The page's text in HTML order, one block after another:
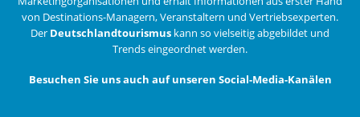
von Destinations-Managern, Veranstaltern und Vertriebsexperten.
Der Deutschlandtourismus kann so vielseitig abgebildet und
Trends eingeordnet werden.
Besuchen Sie uns auch auf unseren Social-Media-Kanälen